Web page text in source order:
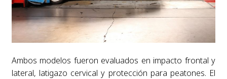
Ambos modelos fueron evaluados en impacto frontal y
lateral, latigazo cervical y protección para peatones. El